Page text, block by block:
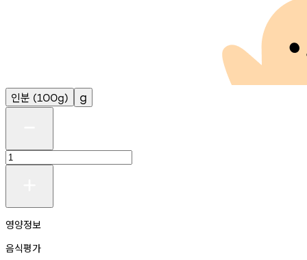
인분 (100g) g
영양정보
음식평가